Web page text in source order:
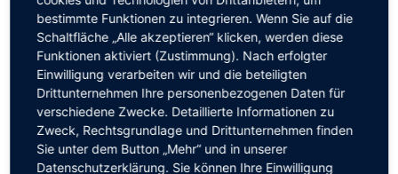
Schulverwaltung
Schüler
SMV
Schulsanitätsdienst
Schüler für Schüler
Elternbeirat
Lehrer
Kollegium
ÖPR & BfC
Freundeskreis
bestimmte Funktionen zu integrieren. Wenn Sie auf die
Schaltfläche „Alle akzeptieren“ klicken, werden diese
Funktionen aktiviert (Zustimmung). Nach erfolgter
Einwilligung verarbeiten wir und die beteiligten
Drittunternehmen Ihre personenbezogenen Daten für
verschiedene Zwecke. Detaillierte Informationen zu
Zweck, Rechtsgrundlage und Drittunternehmen finden
Sie unter dem Button „Mehr“ und in unserer
Datenschutzerklärung. Sie können Ihre Einwilligung